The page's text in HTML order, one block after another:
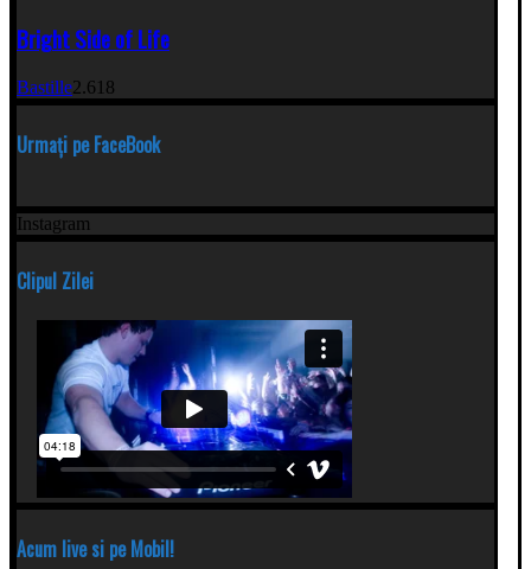
Bright Side of Life
Bastille2.618
Urmați pe FaceBook
Instagram
Clipul Zilei
Acum live si pe Mobil!